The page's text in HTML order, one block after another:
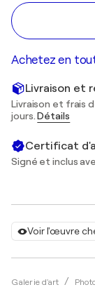
Voir l'œuvre
Galerie d'art
Achetez en
Livraison et
Livraison et frais
jours.Détails
Certificat
Signé et inclus